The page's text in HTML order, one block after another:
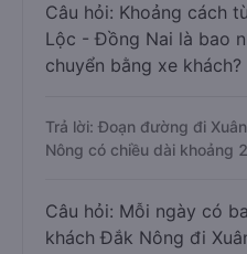
Câu hỏi: Khoảng cách
Lộc - Đồng Nai là bao
chuyển bằng xe khách?
Trả lời: Đoạn đường đi
Nông có chiều dài khoảng
Câu hỏi: Mỗi ngày có
khách Đắk Nông đi